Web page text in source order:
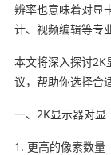
辨率也意味着对显
计、视频编辑等专
本文将深入探讨2K
议，帮助你选择合
一、2K显示器对显
1. 更高的像素数量